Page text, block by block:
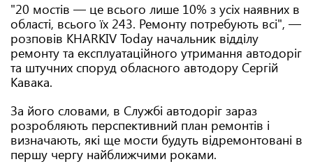
"20 мостів — це всього лише 10% з усіх наявних в
області, всього їх 243. Ремонту потребують всі", —
розповів KHARKIV Today начальник відділу
ремонту та експлуатаційного утримання автодоріг
та штучних споруд обласного автодору Сергій
Кавака.
За його словами, в Службі автодоріг зараз
розробляють перспективний план ремонтів і
визначають, які ще мости будуть відремонтовані в
першу чергу найближчими роками.